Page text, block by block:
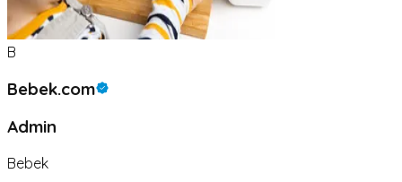
B
Bebek.com
Admin
Bebek